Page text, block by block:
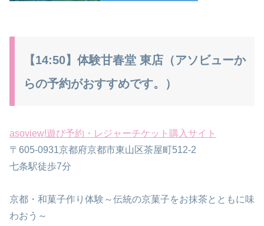
【14:50】体験甘春堂 東店（アソビューか
らの予約がおすすめです。）
asoview!遊び予約・レジャーチケット購入サイト
〒605-0931京都府京都市東山区茶屋町512-2
七条駅徒歩7分
京都・和菓子作り体験～伝統の京菓子をお抹茶とともに味
わおう～